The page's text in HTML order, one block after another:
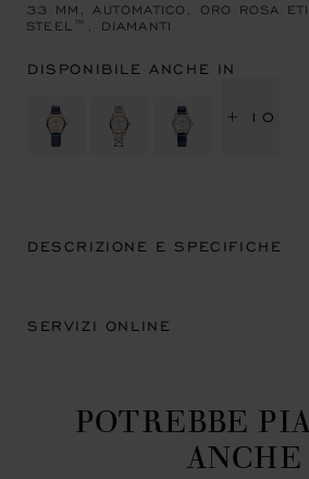
33 MM, AUTOMATICO, ORO ROSA
STEEL™, DIAMANTI
DISPONIBILE ANCHE IN
+ 10
DESCRIZIONE E SPECIFICHE
SERVIZI ONLINE
POTREBBE
ANCHE